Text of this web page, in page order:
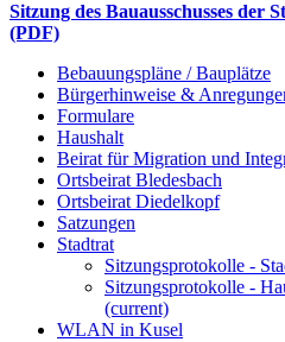
Sitzung des Bauausschusses der
(PDF)
Bebauungspläne / Bauplätze
Bürgerhinweise &
Formulare
Haushalt
Beirat für Migration und
Ortsbeirat Bledesbach
Ortsbeirat Diedelkopf
Satzungen
Stadtrat
Sitzungsprotokolle -
Sitzungsprotokolle -
(current)
WLAN in Kusel